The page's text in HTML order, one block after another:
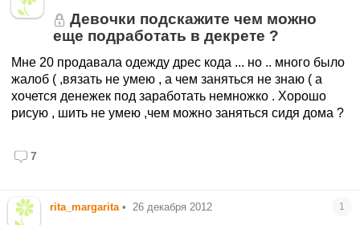
Девочки подскажите чем можно
еще подработать в декрете ?
Мне 20 продавала одежду дрес кода ... но .. много было
жалоб ( ,вязать не умею , а чем заняться не знаю ( а
хочется денежек под заработать немножко . Хорошо
рисую , шить не умею ,чем можно заняться сидя дома ?
7
rita_margarita • 26 декабря 2012 1